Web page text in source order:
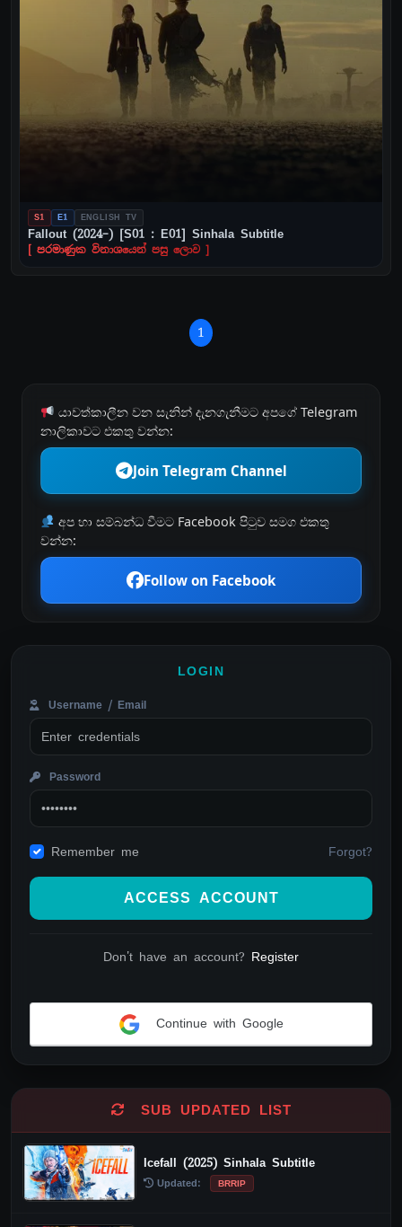
S1 E1 ENGLISH TV
Fallout (2024–) [S01 : E01] Sinhala Subtitle
[ පරමාණුක විනාශයෙන් පසු ලොව ]
1
යාවත්කාලීන වන සැනින් දැනගැනීමට අපගේ Telegram
නාලිකාවට එකතු වන්න:
Join Telegram Channel
අප හා සම්බන්ධ වීමට Facebook පිටුව සමග එකතු
වන්න:
Follow on Facebook
LOGIN
Username / Email
Password
Remember me Forgot?
ACCESS ACCOUNT
Don't have an account? Register
Continue with Google
SUB UPDATED LIST
Icefall (2025) Sinhala Subtitle
Updated: BRRIP